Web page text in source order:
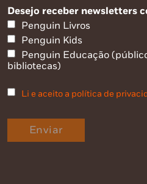
Desejo receber newsletters
Penguin Livros
Penguin Kids
Penguin Educação
bibliotecas)
Li e aceito a política de